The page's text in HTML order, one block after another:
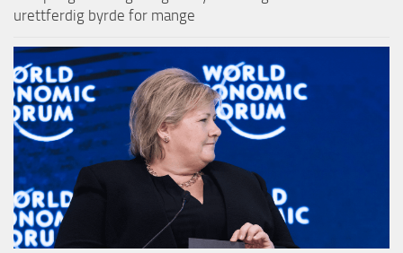
urettferdig byrde for mange